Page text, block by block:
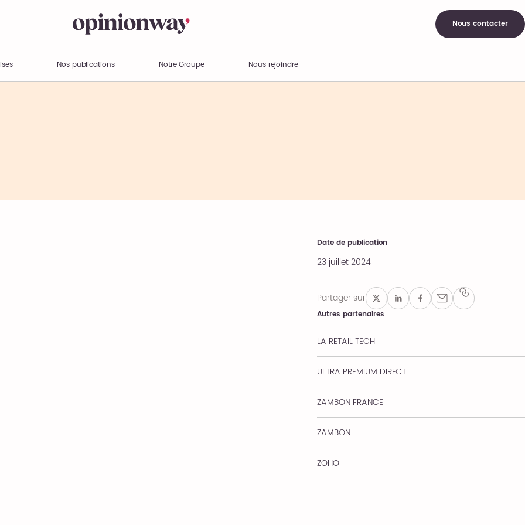
Nous contacter
Nos publications Notre Groupe Nous rejoindre
Date de publication
23 juillet 2024
Partager sur
Autres partenaires
LA RETAIL TECH
ULTRA PREMIUM DIRECT
ZAMBON FRANCE
ZAMBON
ZOHO